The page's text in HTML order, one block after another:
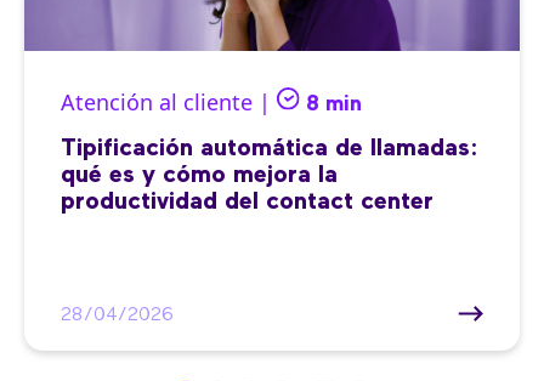
Atención al cliente | 8 min
Tipificación automática de llamadas:
qué es y cómo mejora la
productividad del contact center
28/04/2026